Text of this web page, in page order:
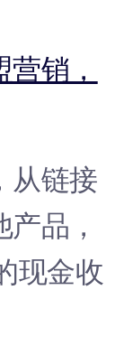
销，
从链接
品，
现金收